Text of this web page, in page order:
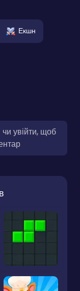
Екшн
увійти, щоб